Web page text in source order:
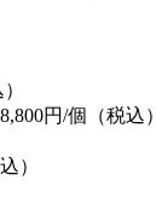
円/個（税込）
）